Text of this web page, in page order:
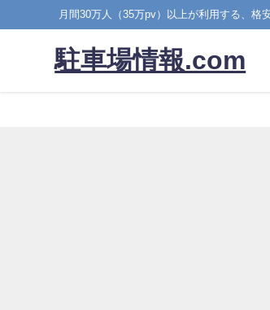
月間30万人（35万pv）以上が利用する、格
駐車場情報.com